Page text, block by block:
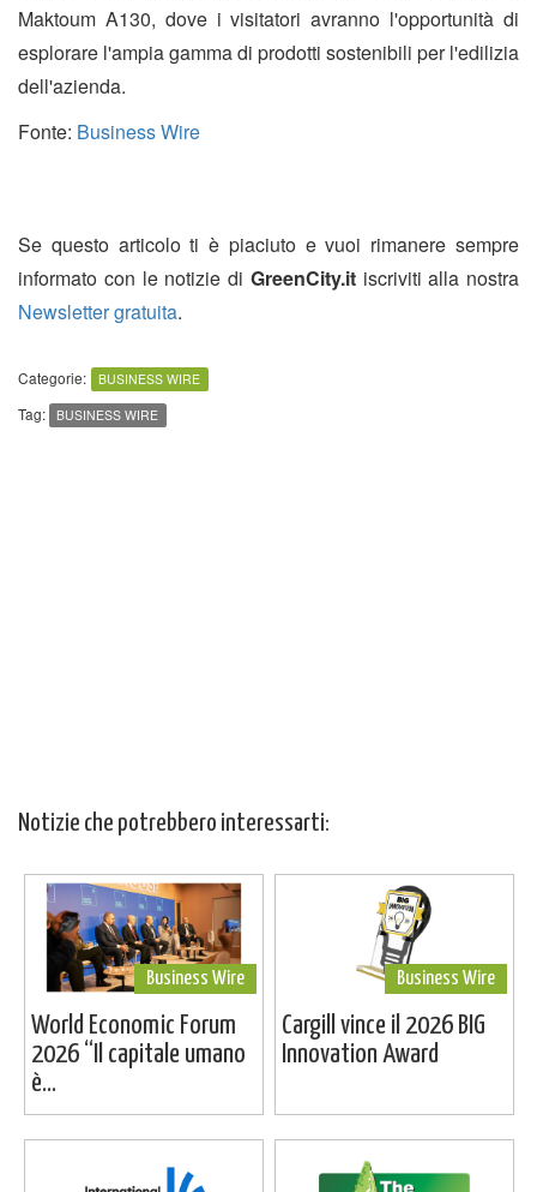
Maktoum A130, dove i visitatori avranno l'opportunità di
esplorare l'ampia gamma di prodotti sostenibili per l'edilizia
dell'azienda.
Fonte: Business Wire
Se questo articolo ti è piaciuto e vuoi rimanere sempre
informato con le notizie di GreenCity.itiscriviti alla nostra
Newsletter gratuita.
Categorie: BUSINESS WIRE
Tag: BUSINESS WIRE
Notizie che potrebbero interessarti:
Business Wire
World Economic Forum
2026 “Il capitale umano
è...
Business Wire
Cargill vince il 2026 BIG
Innovation Award